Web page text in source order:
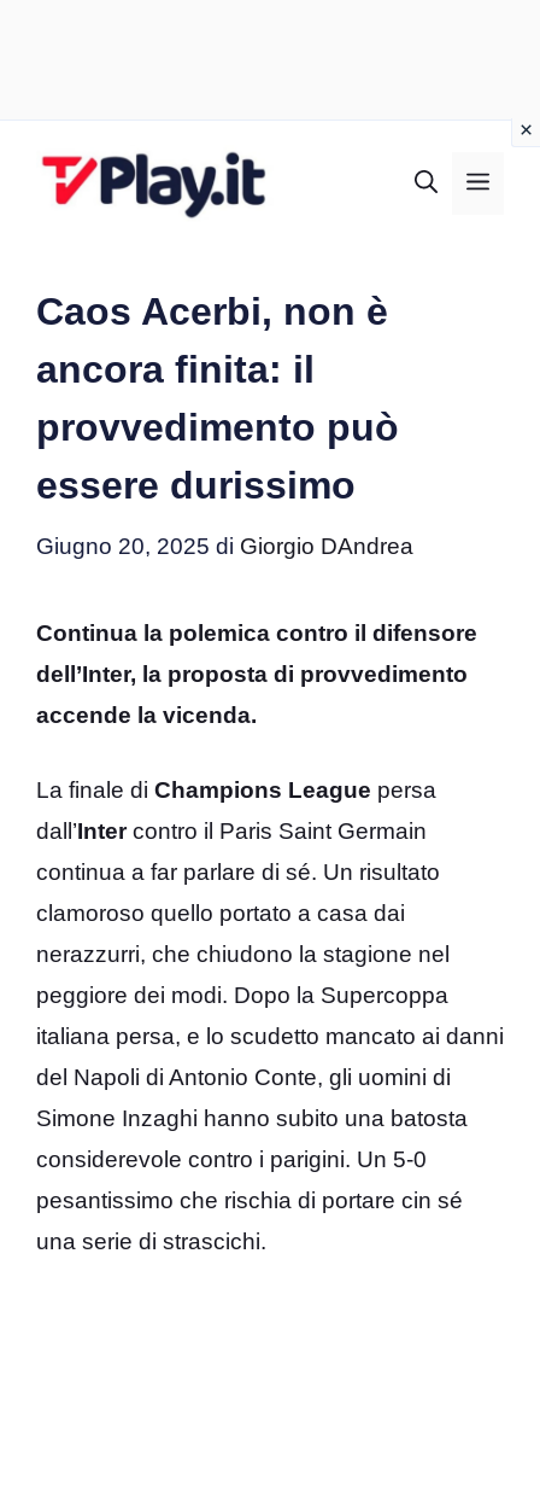
Caos Acerbi, non è
ancora finita: il
provvedimento può
essere durissimo
Giugno 20, 2025 di Giorgio DAndrea
Continua la polemica contro il difensore
dell’Inter, la proposta di provvedimento
accende la vicenda.
La finale di Champions League persa
dall’Intercontro il Paris Saint Germain
continua a far parlare di sé. Un risultato
clamoroso quello portato a casa dai
nerazzurri, che chiudono la stagione nel
peggiore dei modi. Dopo la Supercoppa
italiana persa, e lo scudetto mancato ai danni
del Napoli di Antonio Conte, gli uomini di
Simone Inzaghi hanno subito una batosta
considerevole contro i parigini. Un 5-0
pesantissimo che rischia di portare cin sé
una serie di strascichi.